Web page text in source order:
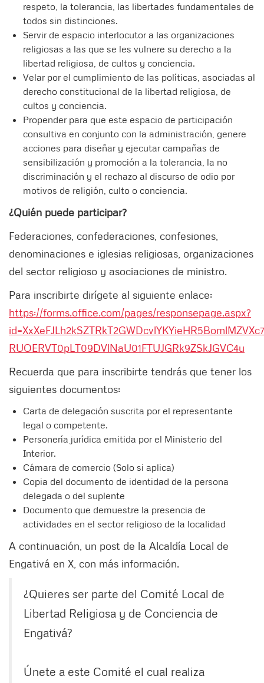
respeto, la tolerancia, las libertades fundamentales de
todos sin distinciones.
Servir de espacio interlocutor a las organizaciones
religiosas a las que se les vulnere su derecho a la
libertad religiosa, de cultos y conciencia.
Velar por el cumplimiento de las políticas, asociadas al
derecho constitucional de la libertad religiosa, de
cultos y conciencia.
Propender para que este espacio de participación
consultiva en conjunto con la administración, genere
acciones para diseñar y ejecutar campañas de
sensibilización y promoción a la tolerancia, la no
discriminación y el rechazo al discurso de odio por
motivos de religión, culto o conciencia.
¿Quién puede participar?
Federaciones, confederaciones, confesiones,
denominaciones e iglesias religiosas, organizaciones
del sector religioso y asociaciones de ministro.
Para inscribirte dirígete al siguiente enlace:
https://forms.office.com/pages/responsepage.aspx?
RUOERVT0pLT09DVlNaU01FTUJGRk9ZSkJGVC4u
Recuerda que para inscribirte tendrás que tener los
siguientes documentos:
Carta de delegación suscrita por el representante
legal o competente.
Personería jurídica emitida por el Ministerio del
Interior.
Cámara de comercio (Solo si aplica)
Copia del documento de identidad de la persona
delegada o del suplente
Documento que demuestre la presencia de
actividades en el sector religioso de la localidad
A continuación, un post de la Alcaldía Local de
Engativá en X, con más información.
¿Quieres ser parte del Comité Local de
Libertad Religiosa y de Conciencia de
Engativá?
Únete a este Comité el cual realiza